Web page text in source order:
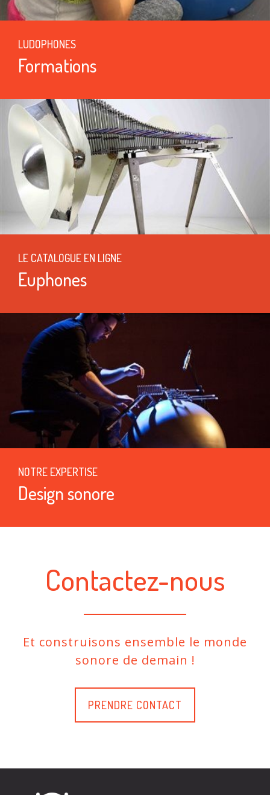
LUDOPHONES
Formations
LE CATALOGUE EN LIGNE
Euphones
NOTRE EXPERTISE
Design sonore
Contactez-nous
Et construisons ensemble le monde
sonore de demain !
PRENDRE CONTACT